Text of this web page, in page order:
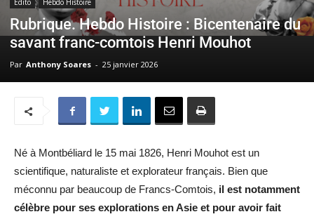
Edito Hebdo Histoire
Rubrique. Hebdo Histoire : Bicentenaire du
savant franc-comtois Henri Mouhot
Par Anthony Soares - 25 janvier 2026
Né à Montbéliard le 15 mai 1826, Henri Mouhot est un
scientifique, naturaliste et explorateur français. Bien que
méconnu par beaucoup de Francs-Comtois, il est notamment
célèbre pour ses explorations en Asie et pour avoir fait